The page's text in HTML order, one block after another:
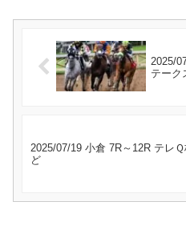
2025/
テーク
2025/07/19 小倉 7R～12R テレ
ど